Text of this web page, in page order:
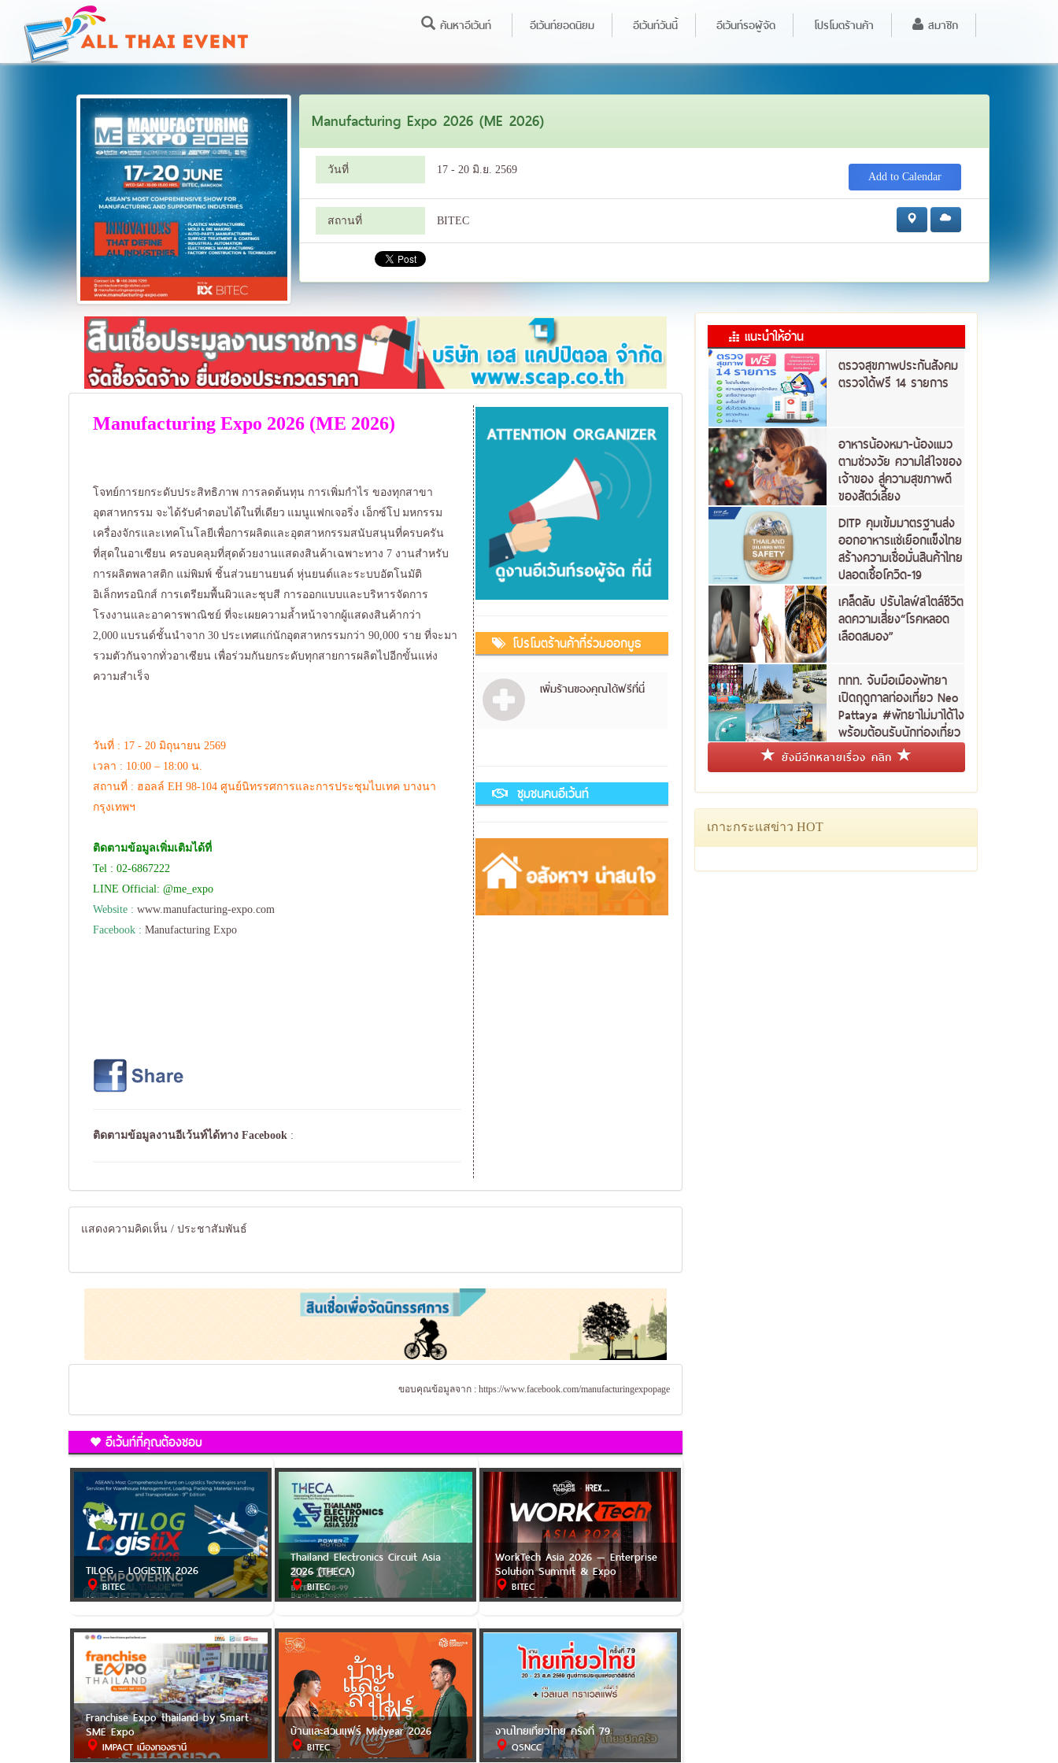
ค้นหาอีเว้นท์ อีเว้นท์ยอดนิยม อีเว้นท์วันนี้ อีเว้นท์รอผู้จัด โปรโมตร้านค้า สมาชิก
Manufacturing Expo 2026 (ME 2026)
วันที่ 17 - 20 มิ.ย. 2569
Add to Calendar
สถานที่ BITEC
Manufacturing Expo 2026 (ME 2026)
โจทย์การยกระดับประสิทธิภาพ การลดต้นทุน การเพิ่มกำไร ของทุกสาขา
อุตสาหกรรม จะได้รับคำตอบได้ในที่เดียว แมนูแฟกเจอริ่ง เอ็กซ์โป มหกรรม
เครื่องจักรและเทคโนโลยีเพื่อการผลิตและอุตสาหกรรมสนับสนุนที่ครบครัน
ที่สุดในอาเซียน ครอบคลุมที่สุดด้วยงานแสดงสินค้าเฉพาะทาง 7 งานสำหรับ
การผลิตพลาสติก แม่พิมพ์ ชิ้นส่วนยานยนต์ หุ่นยนต์และระบบอัตโนมัติ
อิเล็กทรอนิกส์ การเตรียมพื้นผิวและชุบสี การออกแบบและบริหารจัดการ
โรงงานและอาคารพาณิชย์ ที่จะเผยความล้ำหน้าจากผู้แสดงสินค้ากว่า
2,000 แบรนด์ชั้นนำจาก 30 ประเทศแก่นักอุตสาหกรรมกว่า 90,000 ราย ที่จะมา
รวมตัวกันจากทั่วอาเซียน เพื่อร่วมกันยกระดับทุกสายการผลิตไปอีกขั้นแห่ง
ความสำเร็จ
วันที่ : 17 - 20 มิถุนายน 2569
เวลา : 10:00 – 18:00 น.
สถานที่ : ฮอลล์ EH 98-104 ศูนย์นิทรรศการและการประชุมไบเทค บางนา
กรุงเทพฯ
ติดตามข้อมูลเพิ่มเติมได้ที่
Tel : 02-6867222
LINE Official: @me_expo
Website : www.manufacturing-expo.com
Facebook : Manufacturing Expo
ติดตามข้อมูลงานอีเว้นท์ได้ทาง Facebook :
โปรโมตร้านค้าที่ร่วมออกบูธ
เพิ่มร้านของคุณได้ฟรีที่นี่
ชุมชนคนอีเว้นท์
แสดงความคิดเห็น / ประชาสัมพันธ์
ขอบคุณข้อมูลจาก : https://www.facebook.com/manufacturingexpopage
อีเว้นท์ที่คุณต้องชอบ
TILOG – LOGISTIX 2026
BITEC
19 - 21 ส.ค. 2569
Thailand Electronics Circuit Asia
2026 (THECA)
BITEC
26 - 28 ส.ค. 2569
WorkTech Asia 2026 — Enterprise
Solution Summit & Expo
BITEC
2 ก.ย. 2569
Franchise Expo thailand by Smart
SME Expo
IMPACT เมืองทองธานี
บ้านและสวนแฟร์ Midyear 2026
BITEC
งานไทยเที่ยวไทย ครั้งที่ 79
QSNCC
แนะนำให้อ่าน
ตรวจสุขภาพประกันสังคม
ตรวจได้ฟรี 14 รายการ
อาหารน้องหมา-น้องแมว
ตามช่วงวัย ความใส่ใจของ
เจ้าของ สู่ความสุขภาพดี
ของสัตว์เลี้ยง
DITP คุมเข้มมาตรฐานส่ง
ออกอาหารแช่เยือกแข็งไทย
สร้างความเชื่อมั่นสินค้าไทย
ปลอดเชื้อโควิด-19
เคล็ดลับ ปรับไลฟ์สไตล์ชีวิต
ลดความเสี่ยง“โรคหลอด
เลือดสมอง”
ททท. จับมือเมืองพัทยา
เปิดฤดูกาลท่องเที่ยว Neo
Pattaya #พัทยาไม่มาได้ไง
พร้อมต้อนรับนักท่องเที่ยว
ชาวไทย
ยังมีอีกหลายเรื่อง คลิก
เกาะกระแสข่าว HOT